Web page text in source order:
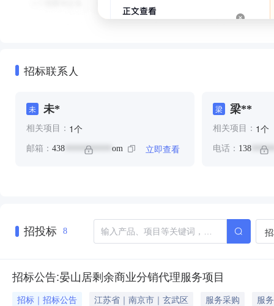
招标联系人
未 未*
相关项目： 1个
邮箱： 438 *********** om 立即查看
梁 梁**
相关项目： 1个
电话： 138
招投标 8
招标公告:晏山居剩余商业分销代理服务项目
招标｜招标公告 江苏省｜南京市｜玄武区 服务采购
服务